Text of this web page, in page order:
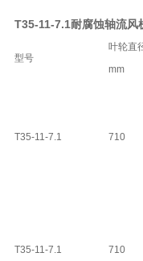
T35-11-7.1耐腐蚀轴流风
型号
叶轮直
mm
T35-11-7.1 710
T35-11-7.1 710